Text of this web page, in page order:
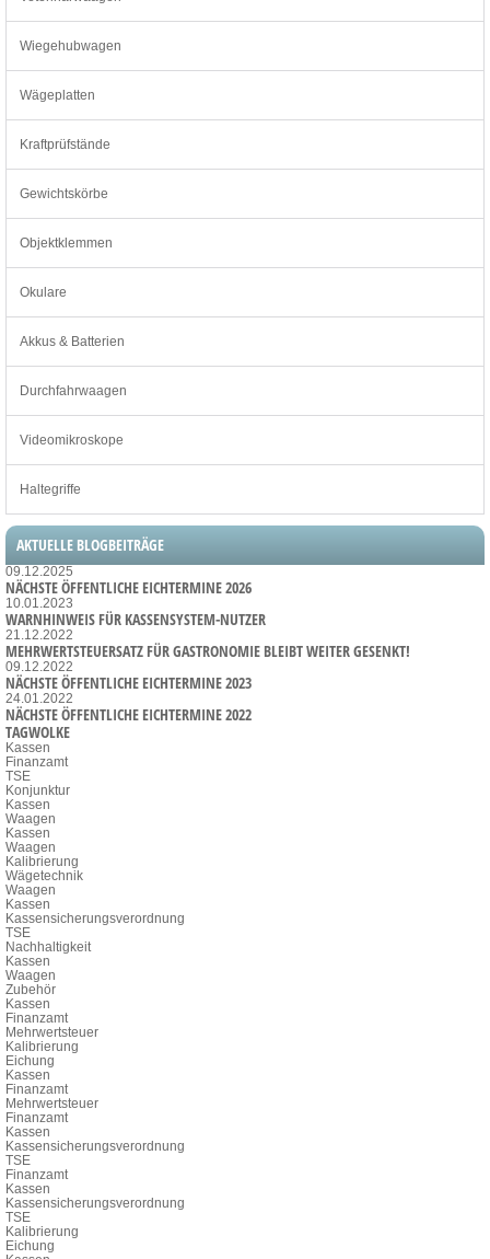
Wiegehubwagen
Wägeplatten
Kraftprüfstände
Gewichtskörbe
Objektklemmen
Okulare
Akkus & Batterien
Durchfahrwaagen
Videomikroskope
Haltegriffe
AKTUELLE BLOGBEITRÄGE
09.12.2025
NÄCHSTE ÖFFENTLICHE EICHTERMINE 2026
10.01.2023
WARNHINWEIS FÜR KASSENSYSTEM-NUTZER
21.12.2022
MEHRWERTSTEUERSATZ FÜR GASTRONOMIE BLEIBT WEITER GESENKT!
09.12.2022
NÄCHSTE ÖFFENTLICHE EICHTERMINE 2023
24.01.2022
NÄCHSTE ÖFFENTLICHE EICHTERMINE 2022
TAGWOLKE
Kassen
Finanzamt
TSE
Konjunktur
Kassen
Waagen
Kassen
Waagen
Kalibrierung
Wägetechnik
Waagen
Kassen
Kassensicherungsverordnung
TSE
Nachhaltigkeit
Kassen
Waagen
Zubehör
Kassen
Finanzamt
Mehrwertsteuer
Kalibrierung
Eichung
Kassen
Finanzamt
Mehrwertsteuer
Finanzamt
Kassen
Kassensicherungsverordnung
TSE
Finanzamt
Kassen
Kassensicherungsverordnung
TSE
Kalibrierung
Eichung